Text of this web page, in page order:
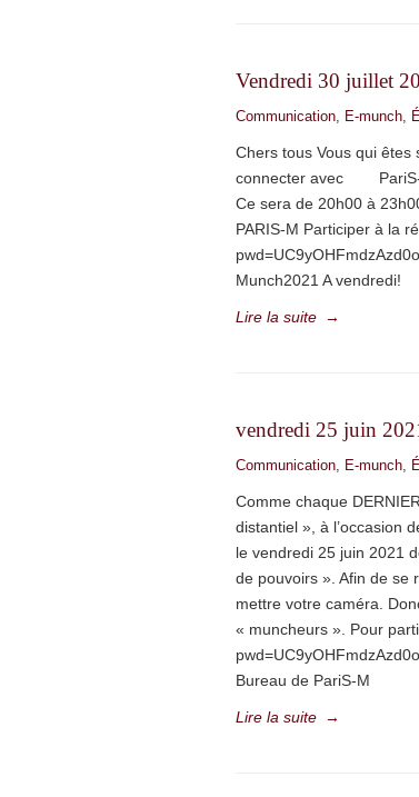
Vendredi 30 juillet
Communication, E-munch,
Chers tous Vous qui
connecter avec PariS-
Ce sera de 20h00 à
PARIS-M Participer à la
Munch2021 A vendredi!
Lire la suite →
vendredi 25 juin
Communication, E-munch,
Comme chaque
distantiel », à l’occasion
le vendredi 25 juin 2021
de pouvoirs ». Afin de se
mettre votre caméra.
« muncheurs ». Pour
Bureau de PariS-M
Lire la suite →